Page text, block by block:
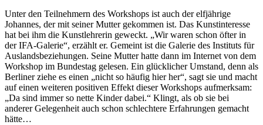
Unter den Teilnehmern des Workshops ist auch der elfjährige
Johannes, der mit seiner Mutter gekommen ist. Das Kunstinteresse
hat bei ihm die Kunstlehrerin geweckt. „Wir waren schon öfter in
der IFA-Galerie“, erzählt er. Gemeint ist die Galerie des Instituts für
Auslandsbeziehungen. Seine Mutter hatte dann im Internet von dem
Workshop im Bundestag gelesen. Ein glücklicher Umstand, denn als
Berliner ziehe es einen „nicht so häufig hier her“, sagt sie und macht
auf einen weiteren positiven Effekt dieserWorkshops aufmerksam:
„Da sind immer so nette Kinder dabei.“ Klingt, als ob sie bei
anderer Gelegenheit auch schon schlechtere Erfahrungen gemacht
hätte…